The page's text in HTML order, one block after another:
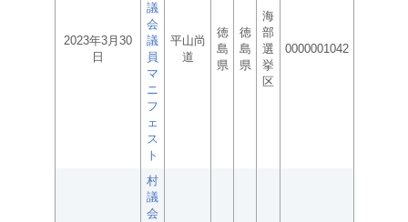
2023年3月30
日
議
会
議
員
マ
ニ
フ
ェ
ス
ト
平山尚
道
徳
島
県
徳
島
県
海
部
選
挙
区
0000001042
村
議
会